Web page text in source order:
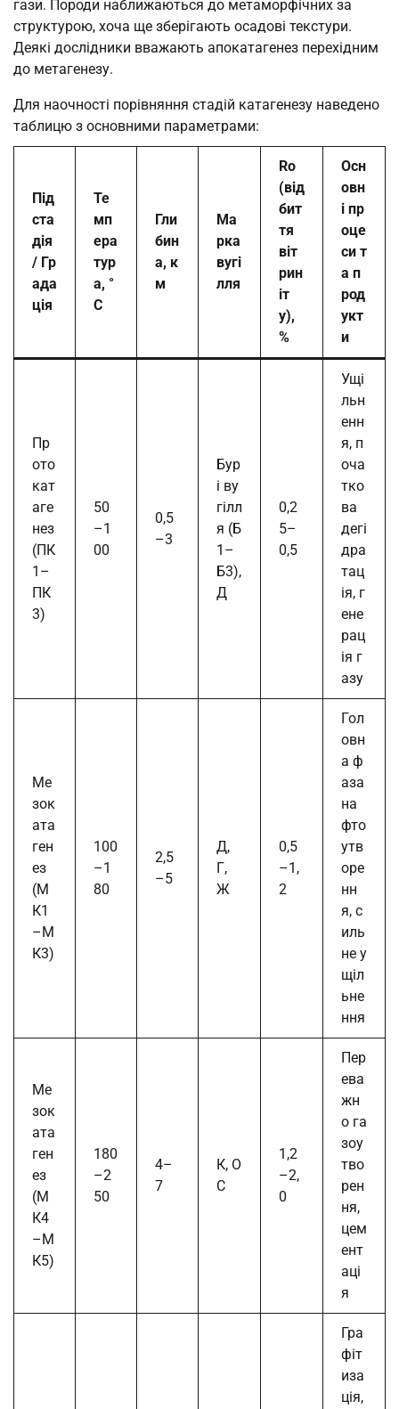
гази. Породи наближаються до метаморфічних за
структурою, хоча ще зберігають осадові текстури.
Деякі дослідники вважають апокатагенез перехідним
до метагенезу.
Для наочності порівняння стадій катагенезу наведено
таблицю з основними параметрами:
Під
ста
дія
/ Гр
ада
ція
Те
мп
ера
тур
а, °
C
Гли
бин
а, к
м
Ма
рка
вугі
лля
Ro
(від
бит
тя
віт
рин
іт
у),
%
Осн
овн
і пр
оце
си т
а п
род
укт
и
Пр
ото
кат
аге
нез
(ПК
1–
ПК
3)
50
–1
00
0,5
–3
Бур
і ву
гілл
я (Б
1–
Б3),
Д
0,2
5–
0,5
Ущі
льн
енн
я, п
оча
тко
ва
дегі
дра
тац
ія, г
ене
рац
ія г
азу
Ме
зок
ата
ген
ез
(М
К1
–М
К3)
100
–1
80
2,5
–5
Д,
Г,
Ж
0,5
–1,
2
Гол
овн
а ф
аза
на
фто
утв
оре
нн
я, с
иль
не у
щіл
ьне
ння
Ме
зок
ата
ген
ез
(М
К4
–М
К5)
180
–2
50
4–
7
К, О
С
1,2
–2,
0
Пер
ева
жн
о га
зоу
тво
рен
ня,
цем
ент
аці
я
Гра
фіт
иза
ція,